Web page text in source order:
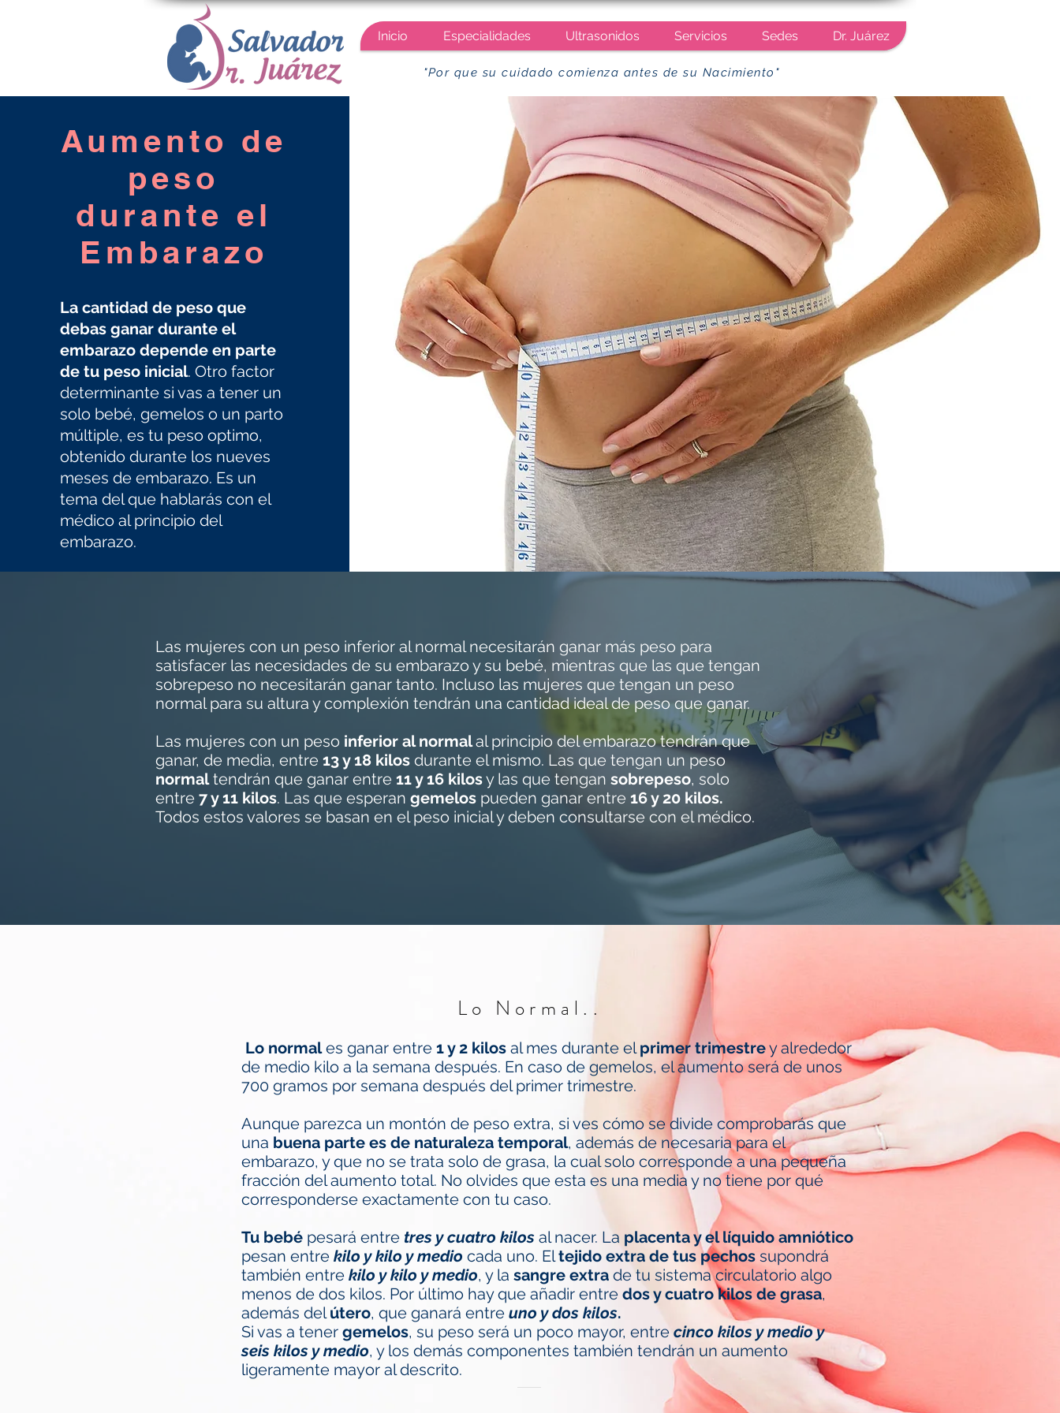
Inicio Especialidades Ultrasonidos Servicios Sedes Dr. Juárez
"Por que su cuidado comienza antes de su Nacimiento"
Aumento de
peso
durante el
Embarazo
La cantidad de peso que
debas ganar durante el
embarazo depende en parte
de tu peso inicial. Otro factor
determinante si vas a tener un
solo bebé, gemelos o un parto
múltiple, es tu peso optimo,
obtenido durante los nueves
meses de embarazo. Es un
tema del que hablarás con el
médico al principio del
embarazo.
Las mujeres con un peso inferior al normal necesitarán ganar más peso para
satisfacer las necesidades de su embarazo y su bebé, mientras que las que tengan
sobrepeso no necesitarán ganar tanto. Incluso las mujeres que tengan un peso
normal para su altura y complexión tendrán una cantidad ideal de peso que ganar.
Las mujeres con un peso inferior al normalal principio del embarazo tendrán que
ganar, de media, entre 13 y 18 kilos durante el mismo. Las que tengan un peso
normaltendrán que ganar entre 11 y 16 kilosy las que tengan sobrepeso, solo
entre 7 y 11 kilos. Las que esperan gemelos pueden ganar entre 16 y 20 kilos.
Todos estos valores se basan en el peso inicial y deben consultarse con el médico.
Lo Normal..
Lo normales ganar entre 1 y 2 kilos al mes durante elprimer trimestrey alrededor
de medio kilo a la semana después. En caso de gemelos, el aumento será de unos
700 gramos por semana después del primer trimestre.
Aunque parezca un montón de peso extra, si ves cómo se divide comprobarás que
una buena parte es de naturaleza temporal, además de necesaria para el
embarazo, y que no se trata solo de grasa, la cual solo corresponde a una pequeña
fracción del aumento total. No olvides que esta es una media y no tiene por qué
corresponderse exactamente con tu caso.
Tu bebé pesará entre tres y cuatro kilos al nacer. La placenta y el líquido amniótico
pesan entre kilo y kilo y medio cada uno. Eltejido extra de tus pechos supondrá
también entre kilo y kilo y medio, y la sangre extra de tu sistema circulatorio algo
menos de dos kilos. Por último hay que añadir entre dos y cuatro kilos de grasa,
además delútero, que ganará entre uno y dos kilos.
Si vas a tener gemelos, su peso será un poco mayor, entre cinco kilos y medio y
seis kilos y medio, y los demás componentes también tendrán un aumento
ligeramente mayor al descrito.